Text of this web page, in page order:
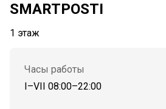
SMARTPOSTI
1 этаж
Часы работы
I–VII 08:00–22:00